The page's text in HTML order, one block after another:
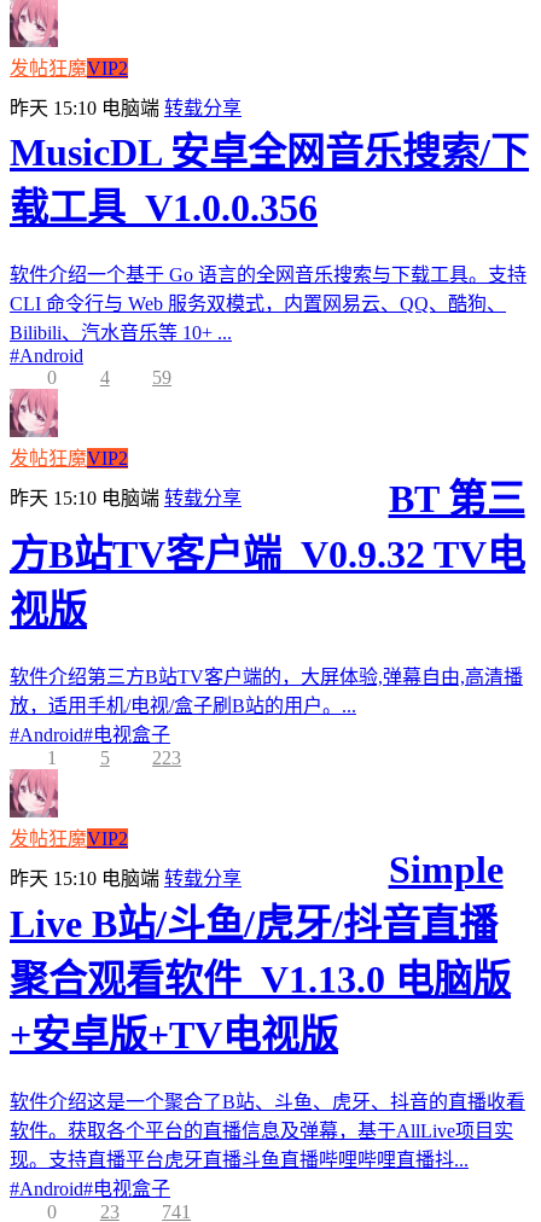
发帖狂魔VIP2
昨天 15:10 电脑端 转载分享
MusicDL 安卓全网音乐搜索/下
载工具_V1.0.0.356
软件介绍一个基于 Go 语言的全网音乐搜索与下载工具。支持
CLI 命令行与 Web 服务双模式，内置网易云、QQ、酷狗、
Bilibili、汽水音乐等 10+ ...
#Android
0
4 59
发帖狂魔VIP2
昨天 15:10 电脑端 转载分享
BT 第三
方B站TV客户端_V0.9.32 TV电
视版
软件介绍第三方B站TV客户端的，大屏体验,弹幕自由,高清播
放，适用手机/电视/盒子刷B站的用户。...
#Android#电视盒子
1
5 223
发帖狂魔VIP2
昨天 15:10 电脑端 转载分享
Simple
Live B站/斗鱼/虎牙/抖音直播
聚合观看软件_V1.13.0 电脑版
+安卓版+TV电视版
软件介绍这是一个聚合了B站、斗鱼、虎牙、抖音的直播收看
软件。获取各个平台的直播信息及弹幕，基于AllLive项目实
现。支持直播平台虎牙直播斗鱼直播哔哩哔哩直播抖...
#Android#电视盒子
0
23 741